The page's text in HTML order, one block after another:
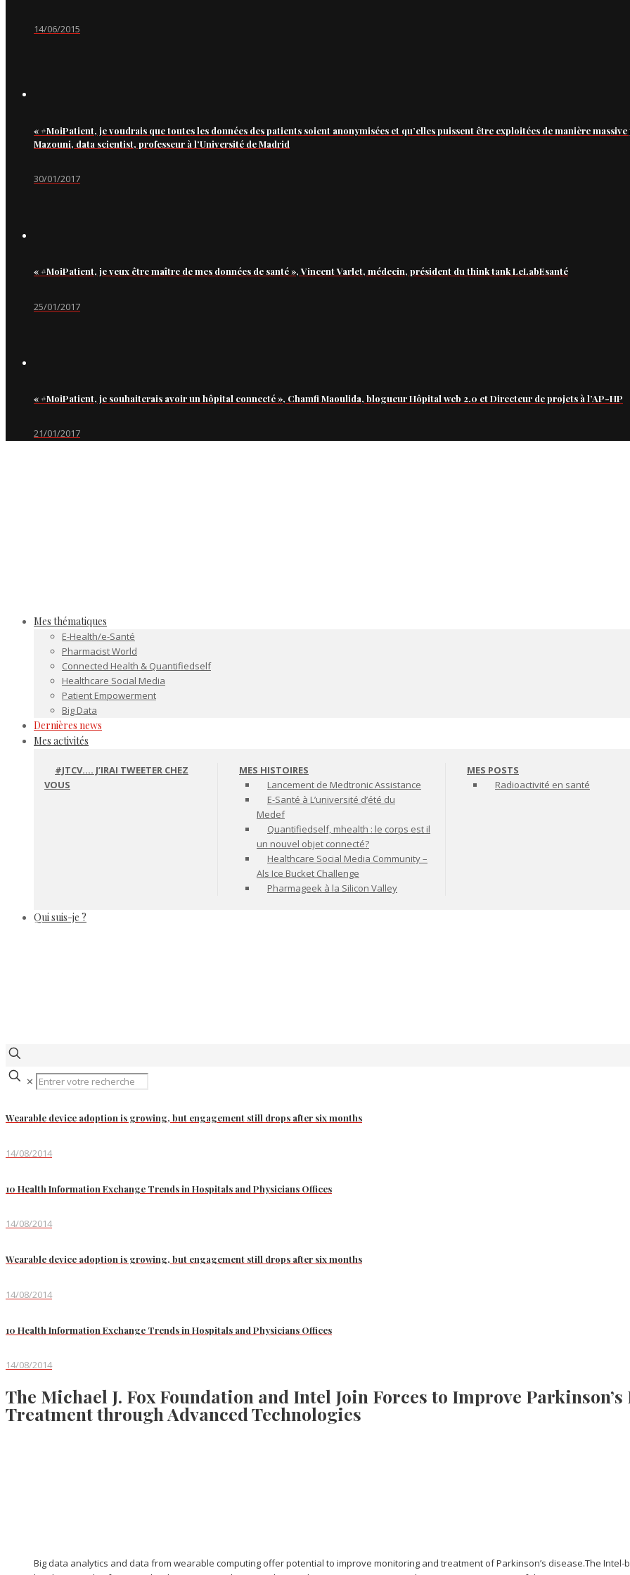
14/06/2015
« #MoiPatient, je voudrais que toutes les données des patients soient anonymisées et qu’elles puissent être exploitées de manière
Mazouni, data scientist, professeur à l’Université de Madrid
30/01/2017
« #MoiPatient, je veux être maître de mes données de santé », Vincent Varlet, médecin, président du think tank LeLabEsanté
25/01/2017
« #MoiPatient, je souhaiterais avoir un hôpital connecté », Chamfi Maoulida, blogueur Hôpital web 2.0 et Directeur de projets à l’AP-HP
21/01/2017
Mes thématiques
E-Health/e-Santé
Pharmacist World
Connected Health & Quantifiedself
Healthcare Social Media
Patient Empowerment
Big Data
Dernières news
Mes activités
#JTCV…. J’IRAI TWEETER CHEZ
VOUS
MES HISTOIRES
Lancement de Medtronic Assistance
E-Santé à L’université d’été du
Medef
Quantifiedself, mhealth : le corps est il
un nouvel objet connecté?
Healthcare Social Media Community –
Als Ice Bucket Challenge
Pharmageek à la Silicon Valley
MES POSTS
Radioactivité en santé
Qui suis-je ?
✕
Wearable device adoption is growing, but engagement still drops after six months
14/08/2014
10 Health Information Exchange Trends in Hospitals and Physicians Offices
14/08/2014
Wearable device adoption is growing, but engagement still drops after six months
14/08/2014
10 Health Information Exchange Trends in Hospitals and Physicians Offices
14/08/2014
The Michael J. Fox Foundation and Intel Join Forces to Improve
Treatment through Advanced Technologies
Big data analytics and data from wearable computing offer potential to improve monitoring and treatment of Parkinson’s disease.The